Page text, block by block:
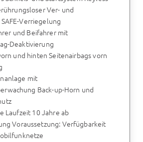
Ver- und
Verriegelung
und Beifahrer mit
Deaktivierung
und hinten Seitenairbags vorn
mit
Back-up-Horn und
Laufzeit 10 Jahre ab
Voraussetzung: Verfügbarkeit